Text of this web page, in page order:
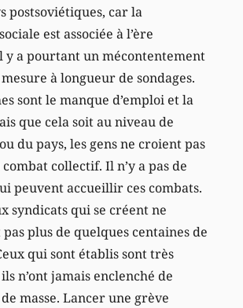
postsoviétiques, car la
est associée à l’ère
y a pourtant un mécontentement
à longueur de sondages.
sont le manque d’emploi et la
que cela soit au niveau de
du pays, les gens ne croient pas
collectif. Il n’y a pas de
peuvent accueillir ces combats.
syndicats qui se créent ne
plus de quelques centaines de
qui sont établis sont très
n’ont jamais enclenché de
masse. Lancer une grève